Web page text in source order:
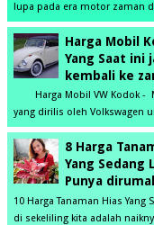
lupa pada era motor zaman
Harga Mobil
Yang Saat ini
kembali ke
Harga Mobil VW Kodok -
yang dirilis oleh Volkswagen
8 Harga
Yang Sedang
Punya
10 Harga Tanaman Hias
di sekeliling kita adalah